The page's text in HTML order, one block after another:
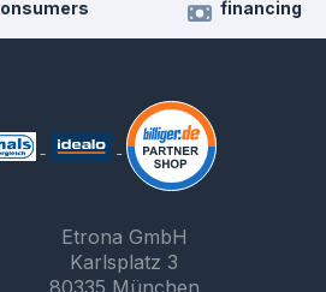
financing
Etrona GmbH
Karlsplatz 3